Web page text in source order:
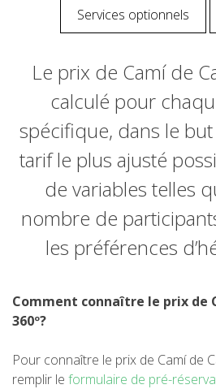
RANDONNÉE
13 ÉTAPES
10 ÉTAPES
8 ÉTAPES
Services optionnels
Le prix de Camí de
calculé pour
spécifique, dans le
tarif le plus ajusté
de variables telles
nombre de
les préférences
Comment connaître le prix de
360º?
Pour connaître le prix de Camí de
remplir le formulaire de pré-